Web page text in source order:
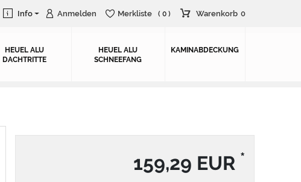
Info Anmelden Merkliste ( 0 ) Warenkorb 0
HEUEL ALU
DACHTRITTE
HEUEL ALU
SCHNEEFANG
KAMINABDECKUNG
159,29 EUR *